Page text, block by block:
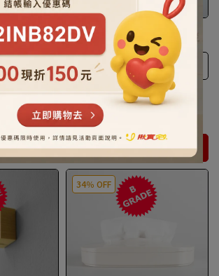
設計獎
｜羽
製品
る
榮獲國際十多項設計獎
[ 福利品 ] GeckoDesign｜默
契墨水瓶 (圓、橢圓瓶)｜手工
玻璃製品
invalid
NT$540
カートに入れる
34％ OFF